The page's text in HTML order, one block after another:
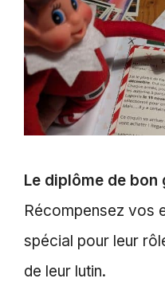
Le diplôme de bon
Récompensez vos
spécial pour leur
de leur lutin.